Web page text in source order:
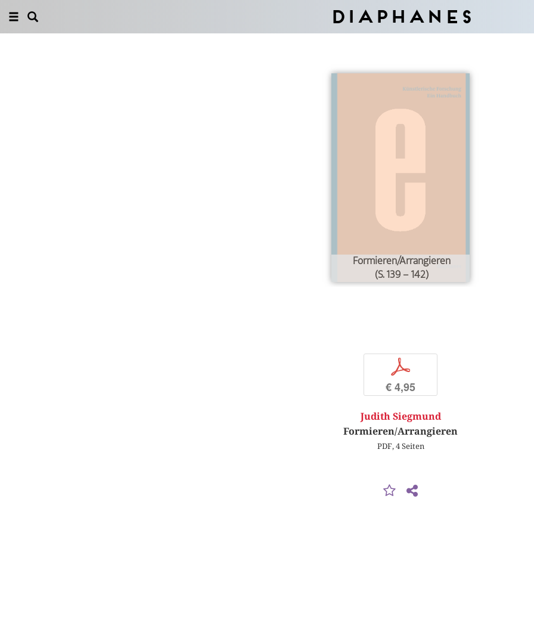
Diaphanes
Formieren/Arrangieren
(S. 139 – 142)
p
€ 4,95
Judith Siegmund
Formieren/Arrangieren
PDF, 4 Seiten